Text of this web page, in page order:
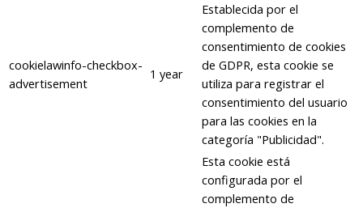
cookielawinfo-checkbox-
advertisement
1 year
Establecida por el
complemento de
consentimiento de cookies
de GDPR, esta cookie se
utiliza para registrar el
consentimiento del usuario
para las cookies en la
categoría "Publicidad".
Esta cookie está
configurada por el
complemento de